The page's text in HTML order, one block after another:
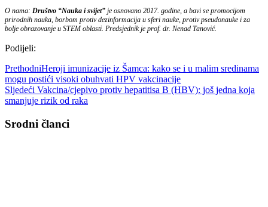
O nama: Društvo “Nauka i svijet” je osnovano 2017. godine, a bavi se promocijom
prirodnih nauka, borbom protiv dezinformacija u sferi nauke, protiv pseudonauke i za
bolje obrazovanje u STEM oblasti. Predsjednik je prof. dr. Nenad Tanović.
Podijeli:
PrethodniHeroji imunizacije iz Šamca: kako se i u malim sredinama
mogu postići visoki obuhvati HPV vakcinacije
Sljedeći Vakcina/cjepivo protiv hepatitisa B (HBV): još jedna koja
smanjuje rizik od raka
Srodni članci